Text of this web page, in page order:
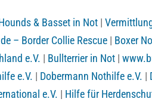
& Basset in Not |
– Border Collie Rescue | Boxer
e.V. | Bullterrier in Not |
e.V. | Dobermann Nothilfe e.V. |
e.V. | Hilfe für